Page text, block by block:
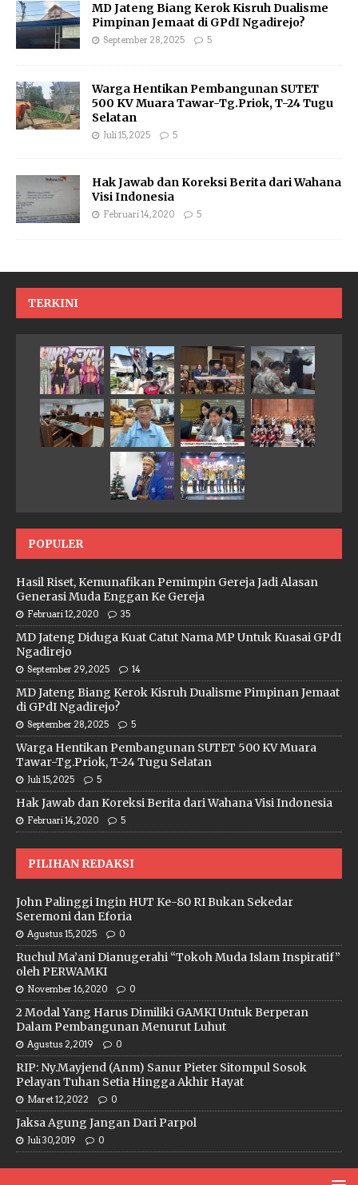
MD Jateng Biang Kerok Kisruh Dualisme
Pimpinan Jemaat di GPdI Ngadirejo?
September 28, 2025 5
Warga Hentikan Pembangunan SUTET
500 KV Muara Tawar-Tg.Priok, T-24 Tugu
Selatan
Juli 15, 2025 5
Hak Jawab dan Koreksi Berita dari Wahana
Visi Indonesia
Februari 14, 2020 5
TERKINI
POPULER
Hasil Riset, Kemunafikan Pemimpin Gereja Jadi Alasan
Generasi Muda Enggan Ke Gereja
Februari 12, 2020 35
MD Jateng Diduga Kuat Catut Nama MP Untuk Kuasai GPdI
Ngadirejo
September 29, 2025 14
MD Jateng Biang Kerok Kisruh Dualisme Pimpinan Jemaat
di GPdI Ngadirejo?
September 28, 2025 5
Warga Hentikan Pembangunan SUTET 500 KV Muara
Tawar-Tg.Priok, T-24 Tugu Selatan
Juli 15, 2025 5
Hak Jawab dan Koreksi Berita dari Wahana Visi Indonesia
Februari 14, 2020 5
PILIHAN REDAKSI
John Palinggi Ingin HUT Ke-80 RI Bukan Sekedar
Seremoni dan Eforia
Agustus 15, 2025 0
Ruchul Ma’ani Dianugerahi “Tokoh Muda Islam Inspiratif”
oleh PERWAMKI
November 16, 2020 0
2 Modal Yang Harus Dimiliki GAMKI Untuk Berperan
Dalam Pembangunan Menurut Luhut
Agustus 2, 2019 0
RIP: Ny.Mayjend (Anm) Sanur Pieter Sitompul Sosok
Pelayan Tuhan Setia Hingga Akhir Hayat
Maret 12, 2022 0
Jaksa Agung Jangan Dari Parpol
Juli 30, 2019 0